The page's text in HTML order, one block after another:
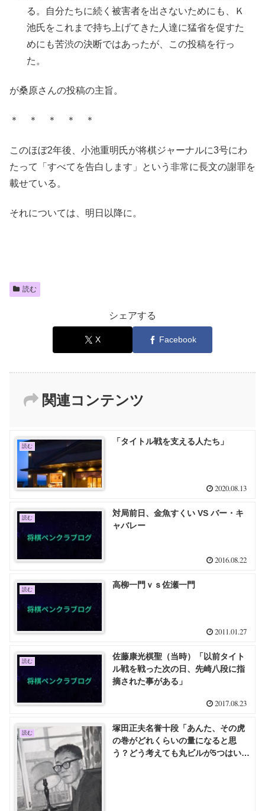
る。自分たちに続く被害者を出さないためにも、Ｋ
池氏をこれまで持ち上げてきた人達に猛省を促すた
めにも苦渋の決断ではあったが、この投稿を行っ
た。
が桑原さんの投稿の主旨。
＊ ＊ ＊ ＊ ＊
このほぼ2年後、小池重明氏が将棋ジャーナルに3号にわ
たって「すべてを告白します」という非常に長文の謝罪を
載せている。
それについては、明日以降に。
読む
シェアする
X Facebook
関連コンテンツ
読む 「タイトル戦を支える人たち」
2020.08.13
読む
対局前日、金魚すくい VS バー・キ
ャバレー
2016.08.22
読む 高柳一門ｖｓ佐瀬一門
2011.01.27
読む
佐藤康光棋聖（当時）「以前タイト
ル戦を戦った次の日、先崎八段に指
摘された事がある」
2017.08.23
読む
塚田正夫名誉十段「あんた、その虎
の巻がどれくらいの量になると思
う？どう考えても丸ビルが5つはい